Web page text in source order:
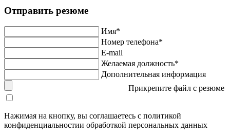
Отправить резюме
Имя*
Номер телефона*
E-mail
Желаемая должность*
Дополнительная информация
Прикрепите файл с резюме
Нажимая на кнопку, вы соглашаетесь с политикой
конфиденциальностии обработкой персональных данных